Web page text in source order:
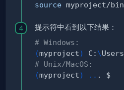
source
提示符中看到以下结果：
# Windows:
(myproject) C: \Users
# Unix/MacOS:
(myproject) ..